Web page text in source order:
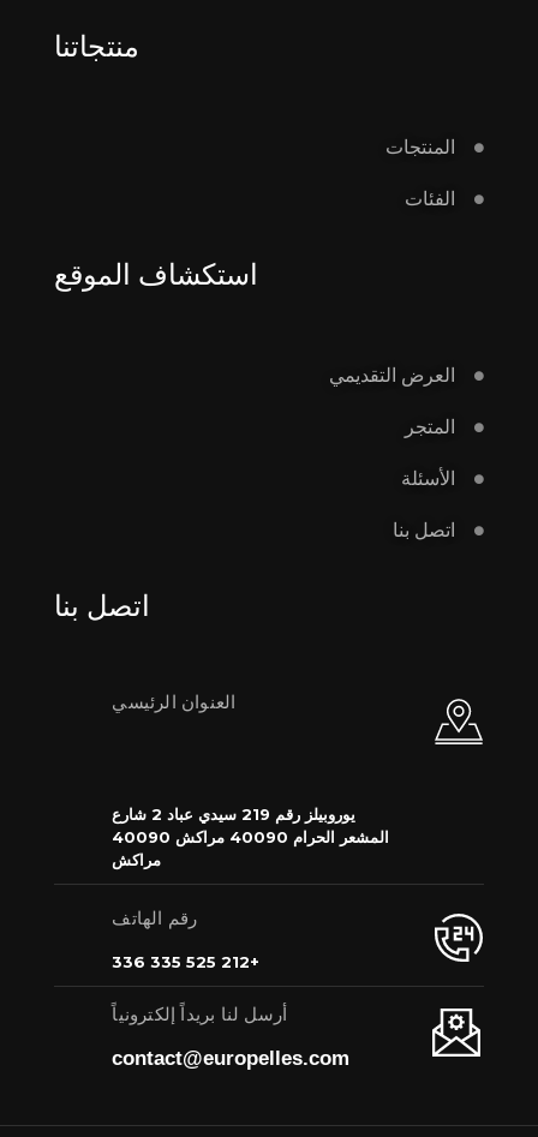
منتجاتنا
المنتجات
الفئات
استكشاف الموقع
العرض التقديمي
المتجر
الأسئلة
اتصل بنا
اتصل بنا
العنوان الرئيسي
يوروبيلز رقم 219 سيدي عباد 2 شارع
المشعر الحرام 40090 مراكش 40090
مراكش
رقم الهاتف
+212 525 335 336
أرسل لنا بريداً إلكترونياً
contact@europelles.com